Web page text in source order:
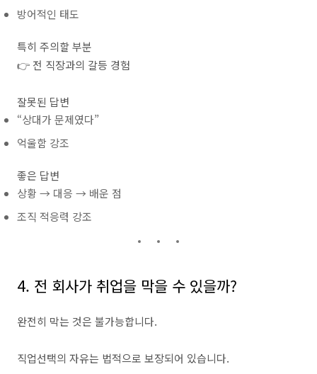
방어적인 태도
특히 주의할 부분
👉 전 직장과의 갈등 경험
잘못된 답변
“상대가 문제였다”
억울함 강조
좋은 답변
상황 → 대응 → 배운 점
조직 적응력 강조
4. 전 회사가 취업을 막을 수 있을까?
완전히 막는 것은 불가능합니다.
직업선택의 자유는 법적으로 보장되어 있습니다.